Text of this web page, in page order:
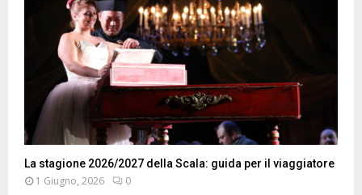
La stagione 2026/2027 della Scala: guida per il viaggiatore
1 Giugno, 2026 0